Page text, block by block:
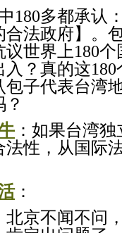
180多都承认
法政府】。
世界上180
？真的这
子代表台湾
：如果台湾
性，从国际
：
京不闻不问